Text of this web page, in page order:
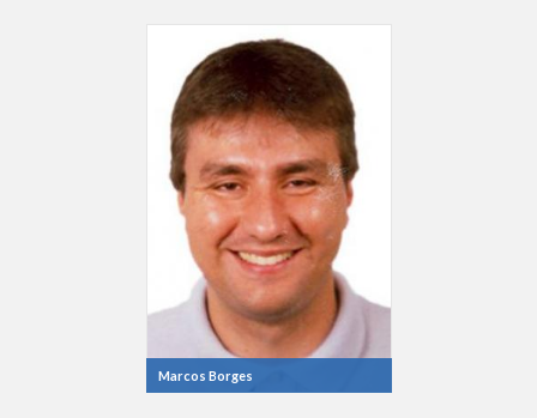
Marcos Borges